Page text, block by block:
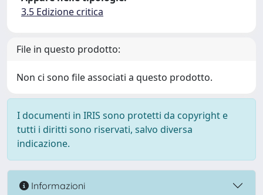
3.5 Edizione critica
File in questo prodotto:
Non ci sono file associati a questo prodotto.
I documenti in IRIS sono protetti da copyright e
tutti i diritti sono riservati, salvo diversa
indicazione.
Informazioni